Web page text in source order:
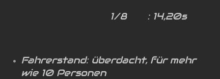
1/8 : 14,20s
Fahrerstand: überdacht, für mehr
wie 10 Personen